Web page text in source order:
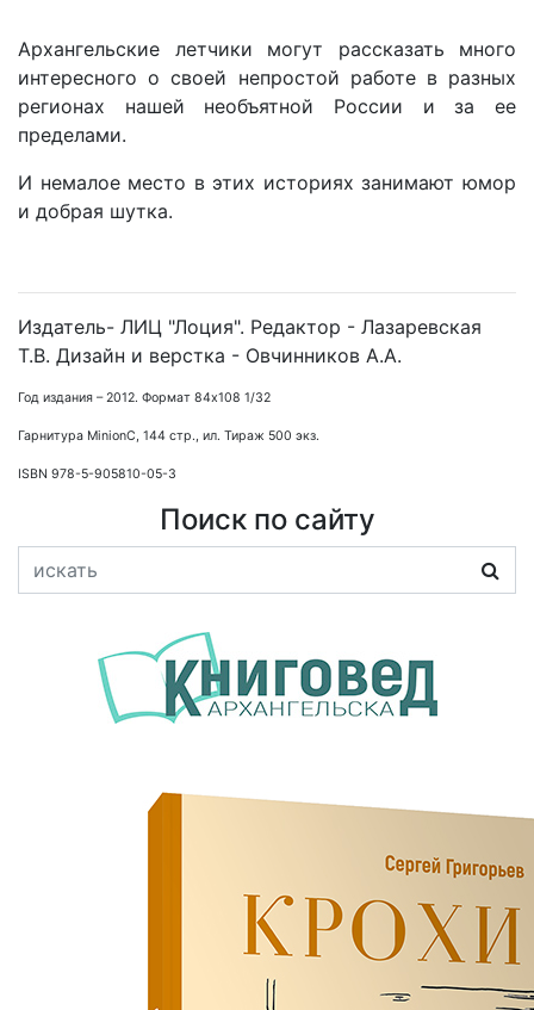
Архангельские летчики могут рассказать много
интересного о своей непростой работе в разных
регионах нашей необъятной России и за ее
пределами.
И немалое место в этих историях занимают юмор
и добрая шутка.
Издатель- ЛИЦ "Лоция". Редактор - Лазаревская
Т.В. Дизайн и верстка - Овчинников А.А.
Год издания – 2012. Формат 84х108 1/32
Гарнитура MinionC, 144 стр., ил. Тираж 500 экз.
ISBN 978-5-905810-05-3
Поиск по сайту